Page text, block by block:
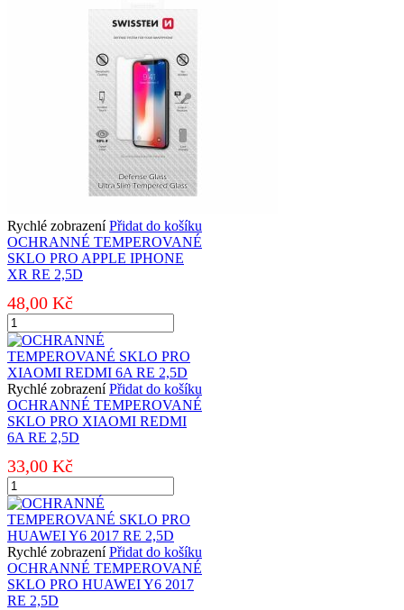
Rychlé zobrazení Přidat do košíku
OCHRANNÉ TEMPEROVANÉ
SKLO PRO APPLE IPHONE
XR RE 2,5D
48,00 Kč
OCHRANNÉ
TEMPEROVANÉ
SKLO
PRO
APPLE
IPHONE
XR
RE
množství
Rychlé zobrazení Přidat do košíku
OCHRANNÉ TEMPEROVANÉ
SKLO PRO XIAOMI REDMI
6A RE 2,5D
33,00 Kč
OCHRANNÉ
TEMPEROVANÉ
SKLO
PRO
XIAOMI
REDMI
6A
RE
Rychlé zobrazení Přidat do košíku
OCHRANNÉ TEMPEROVANÉ
SKLO PRO HUAWEI Y6 2017
RE 2,5D